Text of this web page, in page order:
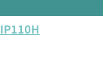
IP110H